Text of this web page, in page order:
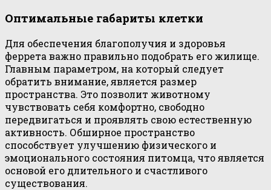
Оптимальные габариты клетки
Для обеспечения благополучия и здоровья
феррета важно правильно подобрать его жилище.
Главным параметром, на который следует
обратить внимание, является размер
пространства. Это позволит животному
чувствовать себя комфортно, свободно
передвигаться и проявлять свою естественную
активность. Обширное пространство
способствует улучшению физического и
эмоционального состояния питомца, что является
основой его длительного и счастливого
существования.